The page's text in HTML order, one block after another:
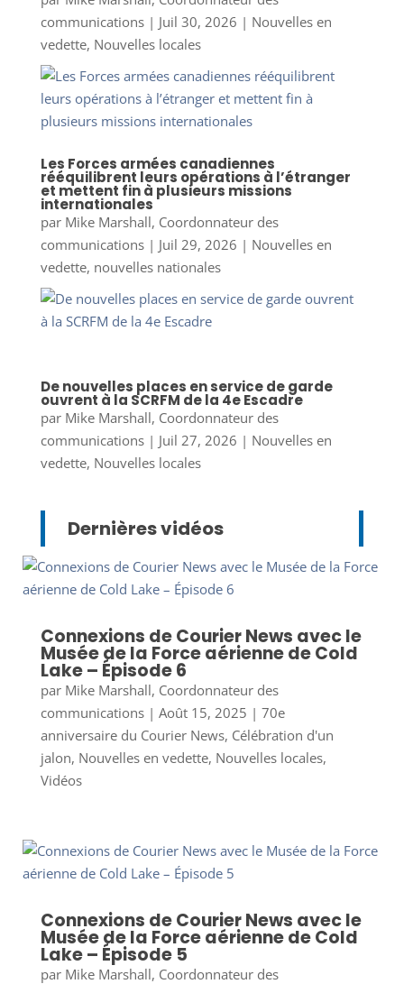
communications| Juil 30, 2026 | Nouvelles en
vedette, Nouvelles locales
Les Forces armées canadiennes
rééquilibrent leurs opérations à l’étranger
et mettent fin à plusieurs missions
internationales
par Mike Marshall, Coordonnateur des
communications| Juil 29, 2026 | Nouvelles en
vedette, nouvelles nationales
De nouvelles places en service de garde
ouvrent à la SCRFM de la 4e Escadre
par Mike Marshall, Coordonnateur des
communications| Juil 27, 2026 | Nouvelles en
vedette, Nouvelles locales
Dernières vidéos
Connexions de Courier News avec le
Musée de la Force aérienne de Cold
Lake – Épisode 6
par Mike Marshall, Coordonnateur des
communications| Août 15, 2025 | 70e
anniversaire du Courier News, Célébration d'un
jalon, Nouvelles en vedette, Nouvelles locales,
Vidéos
Connexions de Courier News avec le
Musée de la Force aérienne de Cold
Lake – Épisode 5
par Mike Marshall, Coordonnateur des